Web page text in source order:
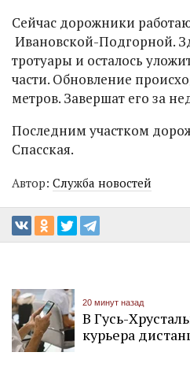
Сейчас дорожники
Ивановской-Подгорной.
тротуары и осталось
части. Обновление
метров. Завершат его за
Последним участком
Спасская.
Автор: Служба новостей
20 минут назад
В Гусь-
курьера